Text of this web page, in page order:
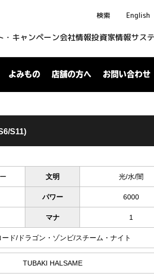
検索 English
・キャンペーン会社情報投資家情報サス
よみもの 店舗の方へ お問い合わせ
S11)
文明 光/水/闇
パワー 6000
マナ 1
ード/ドラゴン・ゾンビ/スチーム・ナイト
TUBAKI HALSAME